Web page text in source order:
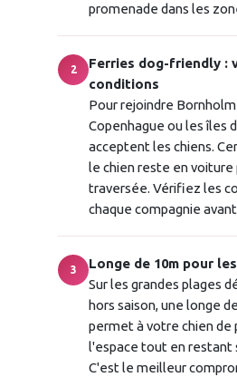
promenade dans les
2
Ferries dog-friendly :
conditions
Pour rejoindre
Copenhague ou les îles
acceptent les chiens.
le chien reste en voiture
traversée. Vérifiez les
chaque compagnie
3
Longe de 10m pour
Sur les grandes plages
hors saison, une longe
permet à votre chien de
l'espace tout en restant
C'est le meilleur